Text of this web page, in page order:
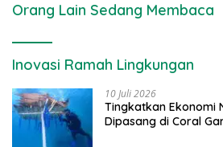
Orang Lain Sedang Membaca
Inovasi Ramah Lingkungan
10 Juli 2026
Tingkatkan Ekonomi
Dipasang di Coral